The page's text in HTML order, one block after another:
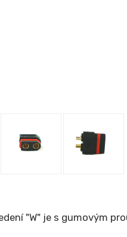
"W" je s gumovým